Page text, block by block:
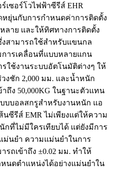
เซอร์โวไฟฟ้าซีรีส์ EHR
หยุ่นกับการกำหนดค่าการติดตั้ง
ลาย และให้ทิศทางการติดตั้ง
สามารถใช้สำหรับแขนกล
ารเคลื่อนที่แบบหลายแกน
ใช้งานระบบอัตโนมัติต่างๆ ให้
วงชัก 2,000 มม. และน้ำหนัก
ถึง 50,000KG ในฐานะตัวแทน
บบอลสกรูสำหรับงานหนัก แอ
นซีรีส์ EMR ไม่เพียงแต่ให้ความ
กที่ไม่มีใครเทียบได้ แต่ยังมีการ
นยำ ความแม่นยำในการ
ถเข้าถึง ±0.02 มม. ทำให้
นดตำแหน่งได้อย่างแม่นยำใน